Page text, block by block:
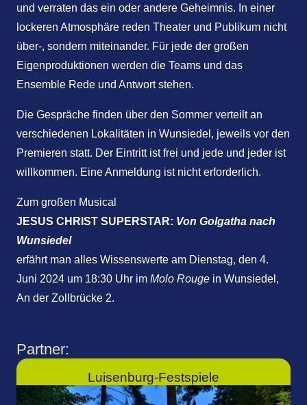
und verraten das ein oder andere Geheimnis. In einer
lockeren Atmosphäre reden Theater und Publikum nicht
über-, sondern miteinander. Für jede der großen
Eigenproduktionen werden die Teams und das
Ensemble Rede und Antwort stehen.
Die Gespräche finden über den Sommer verteilt an
verschiedenen Lokalitäten in Wunsiedel, jeweils vor den
Premieren statt. Der Eintritt ist frei und jede und jeder ist
willkommen. Eine Anmeldung ist nicht erforderlich.
Zum großen Musical
JESUS CHRIST SUPERSTAR: Von Golgatha nach
Wunsiedel
erfährt man alles Wissenswerte am Dienstag, den 4.
Juni 2024 um 18:30 Uhr im Molo Rouge in Wunsiedel,
An der Zollbrücke 2.
Partner:
Luisenburg-Festspiele